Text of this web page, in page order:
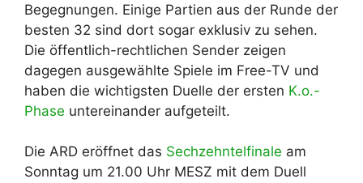
Begegnungen. Einige Partien aus der Runde der
besten 32 sind dort sogar exklusiv zu sehen.
Die öffentlich-rechtlichen Sender zeigen
dagegen ausgewählte Spiele im Free-TV und
haben die wichtigsten Duelle der ersten K.o.-
Phase untereinander aufgeteilt.
Die ARD eröffnet das Sechzehntelfinale am
Sonntag um 21.00 Uhr MESZ mit dem Duell